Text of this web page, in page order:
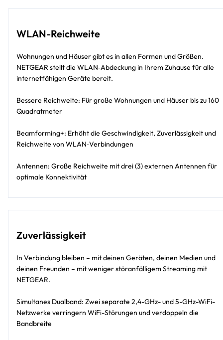
WLAN-Reichweite
Wohnungen und Häuser gibt es in allen Formen und Größen.
NETGEAR stellt die WLAN‑Abdeckung in Ihrem Zuhause für alle
internetfähigen Geräte bereit.
Bessere Reichweite: Für große Wohnungen und Häuser bis zu 160
Quadratmeter
Beamforming+: Erhöht die Geschwindigkeit, Zuverlässigkeit und
Reichweite von WLAN‑Verbindungen
Antennen: Große Reichweite mit drei (3) externen Antennen für
optimale Konnektivität
Zuverlässigkeit
In Verbindung bleiben – mit deinen Geräten, deinen Medien und
deinen Freunden – mit weniger störanfälligem Streaming mit
NETGEAR.
Simultanes Dualband: Zwei separate 2,4-GHz- und 5-GHz-WiFi-
Netzwerke verringern WiFi-Störungen und verdoppeln die
Bandbreite